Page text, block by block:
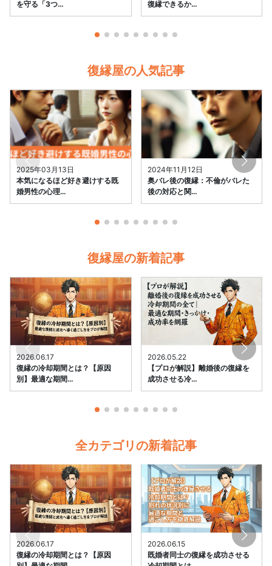
を守る「3つ… 復縁できるか…
復縁屋の人気記事
2025年03月13日
本気になるほど好き避けする既
婚男性の心理…
2024年11月12日
奥バレ後の復縁：不倫がバレた
後の対応と関…
復縁屋の新着記事
2026.06.17
復縁の冷却期間とは？【原因
別】最適な期間…
2026.05.22
【プロが解説】離婚後の復縁を
成功させる冷…
全カテゴリの新着記事
2026.06.17
復縁の冷却期間とは？【原因
2026.06.15
既婚者同士の復縁を成功させる